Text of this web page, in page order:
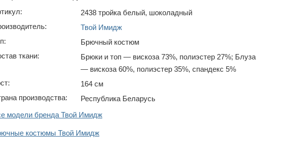
2438 тройка белый, шоколадный
Твой Имидж
Брючный костюм
ткани:
Брюки и топ — вискоза 73%, полиэстер 27%; Блуза
— вискоза 60%, полиэстер 35%, спандекс 5%
164 см
производства:
Республика Беларусь
модели бренда Твой Имидж
костюмы Твой Имидж